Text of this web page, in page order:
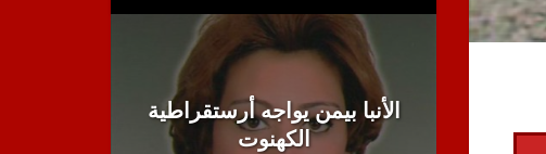
الأنبا بيمن يواجه أرستقراطية
الكهنوت